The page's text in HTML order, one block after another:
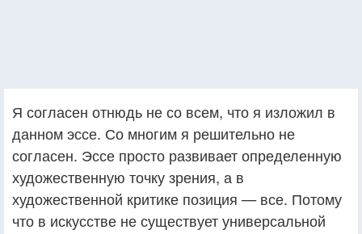
Я согласен отнюдь не со всем, что я изложил в
данном эссе. Со многим я решительно не
согласен. Эссе просто развивает определенную
художественную точку зрения, а в
художественной критике позиция — все. Потому
что в искусстве не существует универсальной